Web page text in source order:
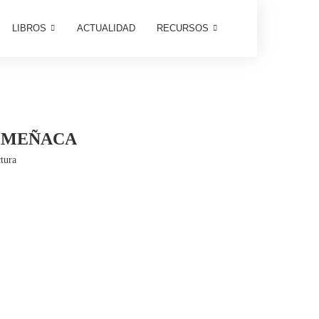
LIBROS ACTUALIDAD RECURSOS